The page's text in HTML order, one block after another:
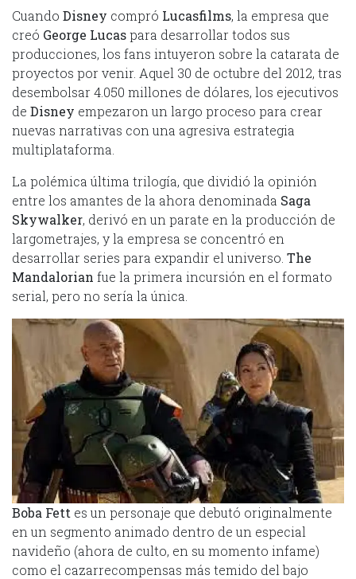
Cuando Disney compró Lucasfilms, la empresa que
creó George Lucaspara desarrollar todos sus
producciones, los fans intuyeron sobre la catarata de
proyectos por venir. Aquel 30 de octubre del 2012, tras
desembolsar 4.050 millones de dólares, los ejecutivos
de Disney empezaron un largo proceso para crear
nuevas narrativas con una agresiva estrategia
multiplataforma.
La polémica última trilogía, que dividió la opinión
entre los amantes de la ahora denominada Saga
Skywalker, derivó en un parate en la producción de
largometrajes, y la empresa se concentró en
desarrollar series para expandir el universo. The
Mandalorian fue la primera incursión en el formato
serial, pero no sería la única.
Boba Fett es un personaje que debutó originalmente
en un segmento animado dentro de un especial
navideño (ahora de culto, en su momento infame)
como el cazarrecompensas más temido del bajo